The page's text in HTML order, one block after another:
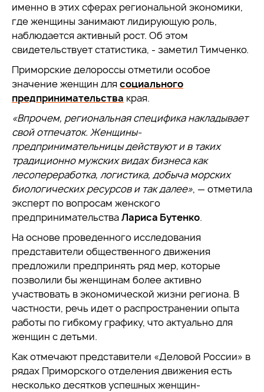
именно в этих сферах региональной экономики,
где женщины занимают лидирующую роль,
наблюдается активный рост. Об этом
свидетельствует статистика, - заметил Тимченко.
Приморские делороссы отметили особое
значение женщин для социального
предпринимательства края.
«Впрочем, региональная специфика накладывает
свой отпечаток. Женщины-
предпринимательницы действуют и в таких
традиционно мужских видах бизнеса как
лесопереработка, логистика, добыча морских
биологических ресурсов и так далее», — отметила
эксперт по вопросам женского
предпринимательстваЛариса Бутенко.
На основе проведенного исследования
представители общественного движения
предложили предпринять ряд мер, которые
позволили бы женщинам более активно
участвовать в экономической жизни региона. В
частности, речь идет о распространении опыта
работы по гибкому графику, что актуально для
женщин с детьми.
Как отмечают представители «Деловой России» в
рядах Приморского отделения движения есть
несколько десятков успешных женщин-